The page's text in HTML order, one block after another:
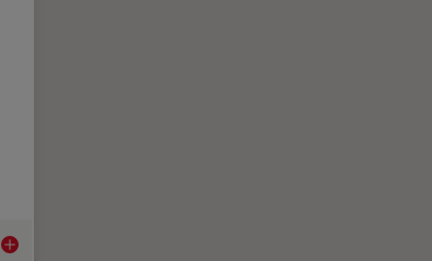
Discover how Multiplexed Bioimaging can Advance Cancer Research